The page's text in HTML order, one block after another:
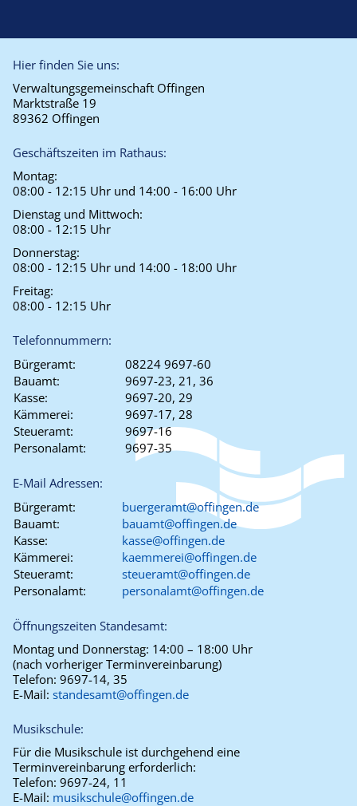
Hier finden Sie uns:
Verwaltungsgemeinschaft Offingen
Marktstraße 19
89362 Offingen
Geschäftszeiten im Rathaus:
Montag:
08:00 - 12:15 Uhr und 14:00 - 16:00 Uhr
Dienstag und Mittwoch:
08:00 - 12:15 Uhr
Donnerstag:
08:00 - 12:15 Uhr und 14:00 - 18:00 Uhr
Freitag:
08:00 - 12:15 Uhr
Telefonnummern:
Bürgeramt:
08224 9697-60
Bauamt:
9697-23, 21, 36
Kasse:
9697-20, 29
Kämmerei:
9697-17, 28
Steueramt:
9697-16
Personalamt:
9697-35
E-Mail Adressen:
Bürgeramt:
buergeramt@offingen.de
Bauamt:
bauamt@offingen.de
Kasse:
kasse@offingen.de
Kämmerei:
kaemmerei@offingen.de
Steueramt:
steueramt@offingen.de
Personalamt:
personalamt@offingen.de
Öffnungszeiten Standesamt:
Montag und Donnerstag: 14:00 – 18:00 Uhr
(nach vorheriger Terminvereinbarung)
Telefon: 9697-14, 35
E-Mail: standesamt@offingen.de
Musikschule:
Für die Musikschule ist durchgehend eine
Terminvereinbarung erforderlich:
Telefon: 9697-24, 11
E-Mail: musikschule@offingen.de